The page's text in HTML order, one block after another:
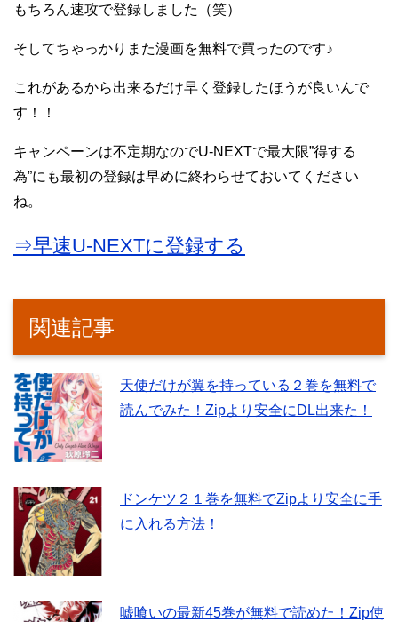
もちろん速攻で登録しました（笑）
そしてちゃっかりまた漫画を無料で買ったのです♪
これがあるから出来るだけ早く登録したほうが良いんで
す！！
キャンペーンは不定期なのでU-NEXTで最大限”得する
為”にも最初の登録は早めに終わらせておいてください
ね。
⇒早速U-NEXTに登録する
関連記事
天使だけが翼を持っている２巻を無料で
読んでみた！Zipより安全にDL出来た！
ドンケツ２１巻を無料でZipより安全に手
に入れる方法！
嘘喰いの最新45巻が無料で読めた！Zip使